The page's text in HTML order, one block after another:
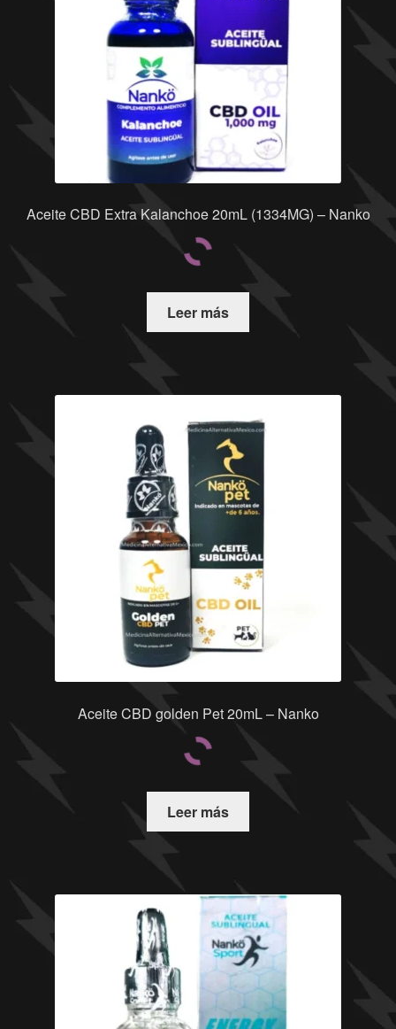
Aceite CBD Extra Kalanchoe 20mL (1334MG) – Nanko
Leer más
Aceite CBD golden Pet 20mL – Nanko
Leer más